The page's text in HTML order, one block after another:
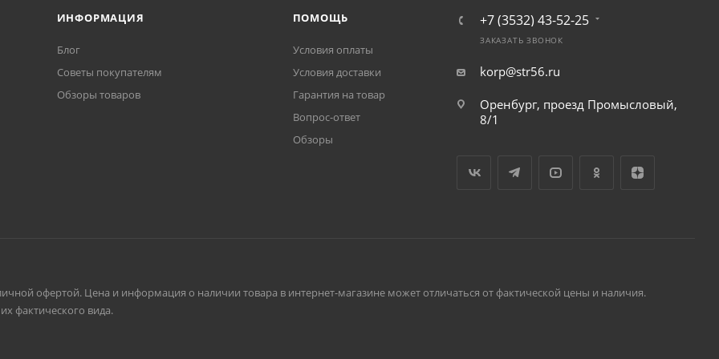
Velante относится к коллекции 320 и отлично подойдет для
ИНФОРМАЦИЯ
Блог
Советы покупателям
Обзоры товаров
ПОМОЩЬ
Условия оплаты
Условия доставки
Гарантия на товар
Вопрос-ответ
Обзоры
+7 (3532) 43-52-25
ЗАКАЗАТЬ ЗВОНОК
korp@str56.ru
Оренбург, проезд Промысловый,
8/1
офертой. Цена и информация о наличии товара в интернет-магазине может отличаться от фактической цены и наличия.
фактического вида.